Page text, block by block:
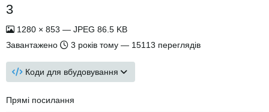
3
1280 × 853 — JPEG 86.5 KB
Завантажено
3 років тому — 15113 переглядів
Коди для вбудовування
Прямі посилання